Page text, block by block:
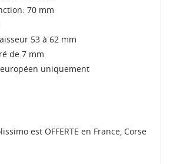
70 mm
53 à 62 mm
de 7 mm
uniquement
est OFFERTE en France, Corse